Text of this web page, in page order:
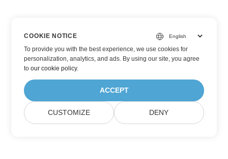
COOKIE NOTICE
To provide you with the best experience, we use cookies for
personalization, analytics, and ads. By using our site, you agree
toour cookie policy.
ACCEPT
CUSTOMIZE DENY